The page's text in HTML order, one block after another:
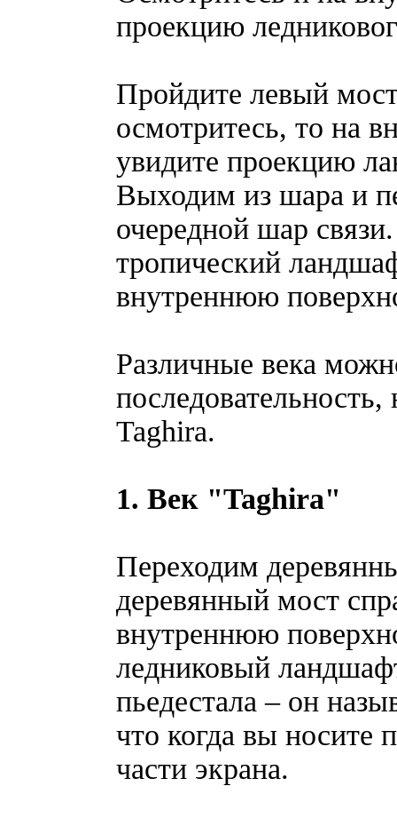
проекцию
Пройдите левый
осмотритесь, то на
увидите проекцию
Выходим из шара и
очередной шар
тропический
внутреннюю
Различные века
Taghira.
1. Век "Taghira"
Переходим
деревянный мост
внутреннюю
ледниковый
пьедестала – он
что когда вы носите
части экрана.